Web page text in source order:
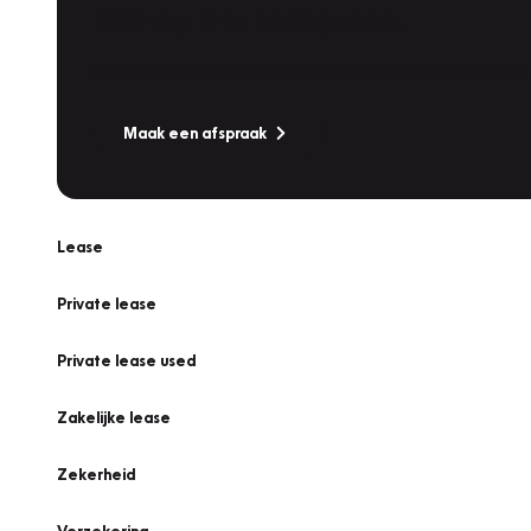
Maak een afspraak
Lease
Private lease
Private lease used
Zakelijke lease
Zekerheid